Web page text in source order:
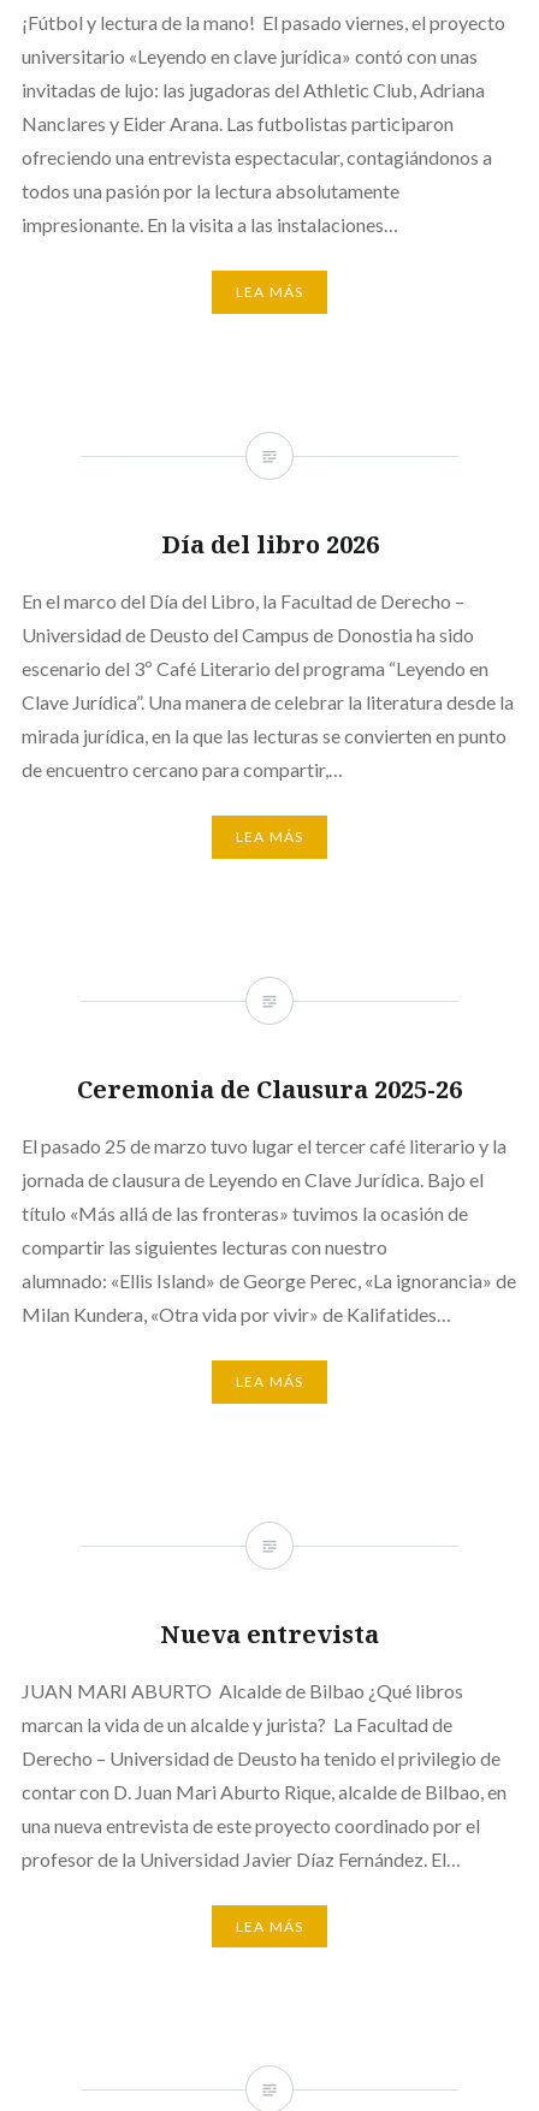
¡Fútbol y lectura de la mano! El pasado viernes, el proyecto
universitario «Leyendo en clave jurídica» contó con unas
invitadas de lujo: las jugadoras del Athletic Club, Adriana
Nanclares y Eider Arana. Las futbolistas participaron
ofreciendo una entrevista espectacular, contagiándonos a
todos una pasión por la lectura absolutamente
impresionante. En la visita a las instalaciones…
LEA MÁS
Día del libro 2026
En el marco del Día del Libro, la Facultad de Derecho –
Universidad de Deusto del Campus de Donostia ha sido
escenario del 3º Café Literario del programa “Leyendo en
Clave Jurídica”. Una manera de celebrar la literatura desde la
mirada jurídica, en la que las lecturas se convierten en punto
de encuentro cercano para compartir,…
LEA MÁS
Ceremonia de Clausura 2025-26
El pasado 25 de marzo tuvo lugar el tercer café literario y la
jornada de clausura de Leyendo en Clave Jurídica. Bajo el
título «Más allá de las fronteras» tuvimos la ocasión de
compartir las siguientes lecturas con nuestro
alumnado: «Ellis Island» de George Perec, «La ignorancia» de
Milan Kundera, «Otra vida por vivir» de Kalifatides…
LEA MÁS
Nueva entrevista
JUAN MARI ABURTO Alcalde de Bilbao ¿Qué libros
marcan la vida de un alcalde y jurista? La Facultad de
Derecho – Universidad de Deusto ha tenido el privilegio de
contar con D. Juan Mari Aburto Rique, alcalde de Bilbao, en
una nueva entrevista de este proyecto coordinado por el
profesor de la Universidad Javier Díaz Fernández. El…
LEA MÁS